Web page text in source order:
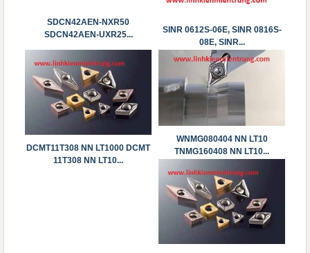
SDCN42AEN-NXR50
SDCN42AEN-UXR25...
SINR 0612S-06E, SINR 0816S-
08E, SINR...
DCMT11T308 NN LT1000 DCMT
11T308 NN LT10...
WNMG080404 NN LT10
TNMG160408 NN LT10...